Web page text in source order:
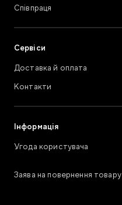
Співпраця
Сервіси
Доставка й оплата
Контакти
Інформація
Угода користувача
Заява на повернення товару